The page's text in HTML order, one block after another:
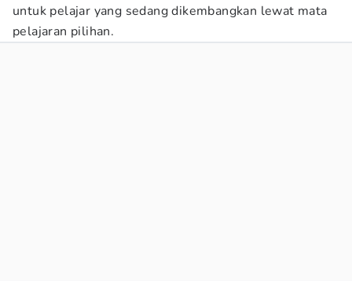
untuk pelajar yang sedang dikembangkan lewat mata
pelajaran pilihan.